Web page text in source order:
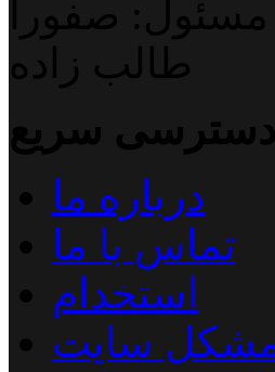
صفورا
طالب زاده
دسترسی سریع
درباره ما
تماس با ما
استخدام
مشکل سایت